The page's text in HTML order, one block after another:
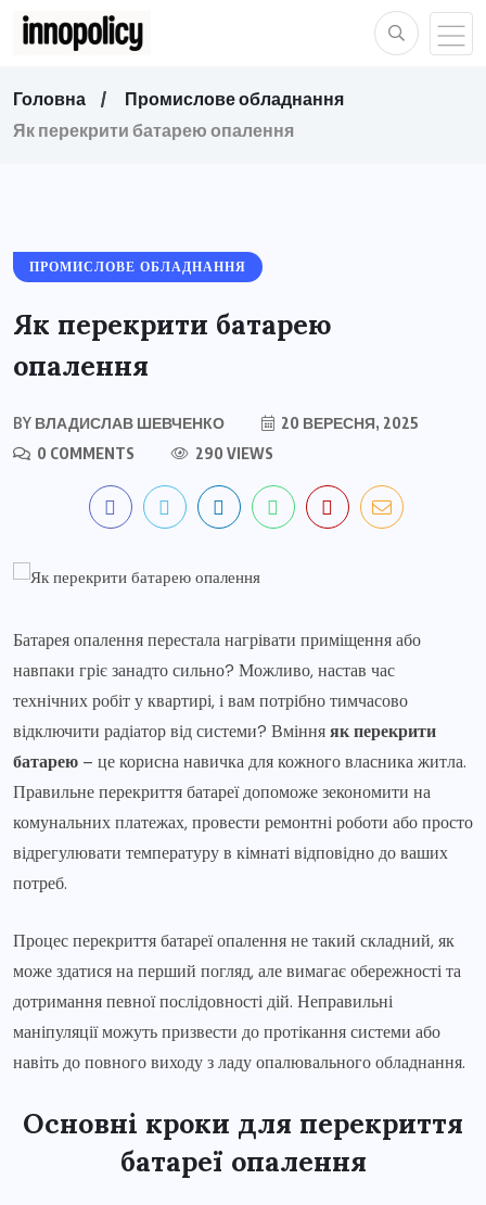
Головна
Промислове обладнання
Як перекрити батарею опалення
ПРОМИСЛОВЕ ОБЛАДНАННЯ
Як перекрити батарею
опалення
BY ВЛАДИСЛАВ ШЕВЧЕНКО
20 ВЕРЕСНЯ, 2025
0 COMMENTS
290 VIEWS
Батарея опалення перестала нагрівати приміщення або
навпаки гріє занадто сильно? Можливо, настав час
технічних робіт у квартирі, і вам потрібно тимчасово
відключити радіатор від системи? Вмінняяк перекрити
батарею – це корисна навичка для кожного власника житла.
Правильне перекриття батареї допоможе зекономити на
комунальних платежах, провести ремонтні роботи або просто
відрегулювати температуру в кімнаті відповідно до ваших
потреб.
Процес перекриття батареї опалення не такий складний, як
може здатися на перший погляд, але вимагає обережності та
дотримання певної послідовності дій. Неправильні
маніпуляції можуть призвести до протікання системи або
навіть до повного виходу з ладу опалювального обладнання.
Основні кроки для перекриття
батареї опалення